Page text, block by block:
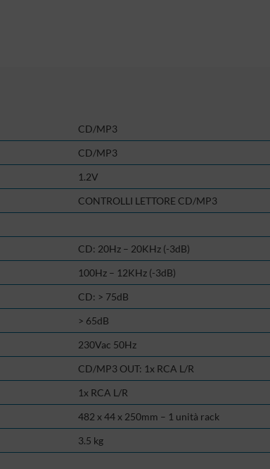
CD/MP3
CD/MP3
1.2V
CONTROLLI LETTORE CD/MP3
CD: 20Hz – 20KHz (-3dB)
100Hz – 12KHz (-3dB)
CD: > 75dB
> 65dB
230Vac 50Hz
CD/MP3 OUT: 1x RCA L/R
1x RCA L/R
482 x 44 x 250mm – 1 unità rack
3.5 kg